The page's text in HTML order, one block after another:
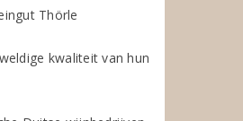
kwaliteit van hun